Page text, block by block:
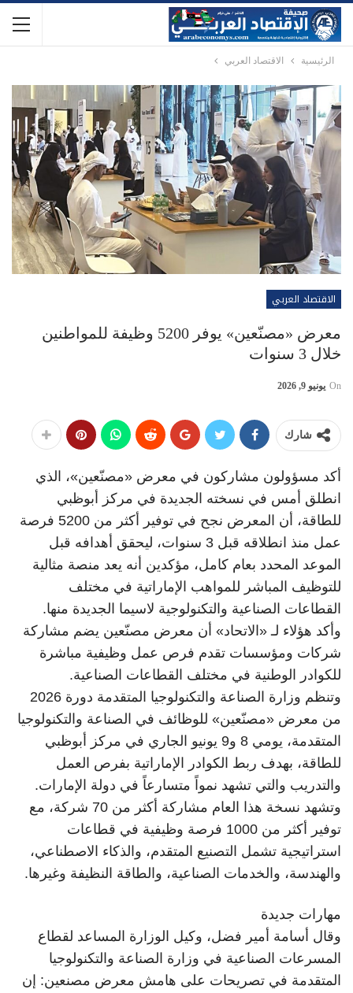
الرئيسية الاقتصاد العربي
الاقتصاد العربي
معرض «مصنّعين» يوفر 5200 وظيفة للمواطنين
خلال 3 سنوات
On يونيو 9, 2026
شارك
أكد مسؤولون مشاركون في معرض «مصنّعين»، الذي
انطلق أمس في نسخته الجديدة في مركز أبوظبي
للطاقة، أن المعرض نجح في توفير أكثر من 5200 فرصة
عمل منذ انطلاقه قبل 3 سنوات، ليحقق أهدافه قبل
الموعد المحدد بعام كامل، مؤكدين أنه يعد منصة مثالية
للتوظيف المباشر للمواهب الإماراتية في مختلف
القطاعات الصناعية والتكنولوجية لاسيما الجديدة منها.
وأكد هؤلاء لـ «الاتحاد» أن معرض مصنّعين يضم مشاركة
شركات ومؤسسات تقدم فرص عمل وظيفية مباشرة
للكوادر الوطنية في مختلف القطاعات الصناعية.
وتنظم وزارة الصناعة والتكنولوجيا المتقدمة دورة 2026
من معرض «مصنّعين» للوظائف في الصناعة والتكنولوجيا
المتقدمة، يومي 8 و9 يونيو الجاري في مركز أبوظبي
للطاقة، بهدف ربط الكوادر الإماراتية بفرص العمل
والتدريب والتي تشهد نمواً متسارعاً في دولة الإمارات.
وتشهد نسخة هذا العام مشاركة أكثر من 70 شركة، مع
توفير أكثر من 1000 فرصة وظيفية في قطاعات
استراتيجية تشمل التصنيع المتقدم، والذكاء الاصطناعي،
والهندسة، والخدمات الصناعية، والطاقة النظيفة وغيرها.
مهارات جديدة
وقال أسامة أمير فضل، وكيل الوزارة المساعد لقطاع
المسرعات الصناعية في وزارة الصناعة والتكنولوجيا
المتقدمة في تصريحات على هامش معرض مصنعين: إن